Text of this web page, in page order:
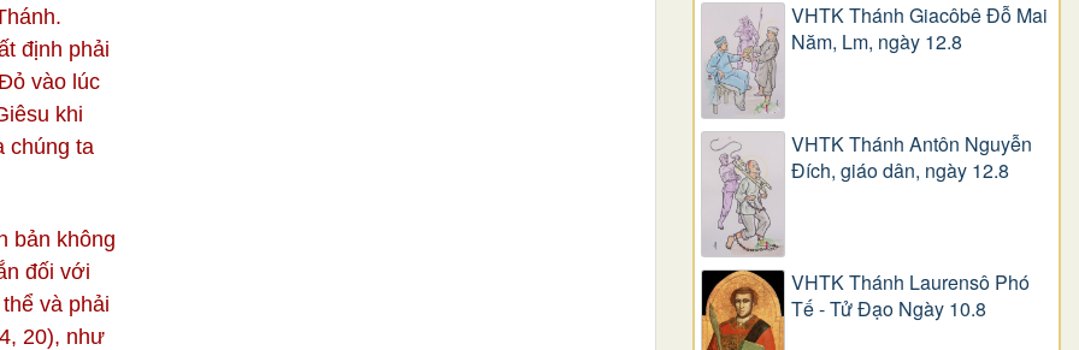
định phải
vào lúc
khi
chúng ta
bản không
đối với
và phải
20), như
VHTK Thánh Giacôbê Ðỗ Mai
Năm, Lm, ngày 12.8
VHTK Thánh Antôn Nguyễn
Ðích, giáo dân, ngày 12.8
VHTK Thánh Laurensô Phó
Tế - Tử Đạo Ngày 10.8